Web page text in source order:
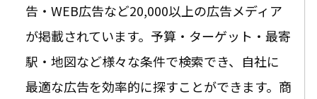
告・WEB広告など20,000以上の広告メディア
が掲載されています。予算・ターゲット・最寄
駅・地図など様々な条件で検索でき、自社に
最適な広告を効率的に探すことができます。商